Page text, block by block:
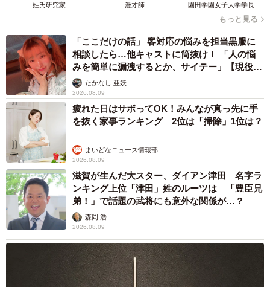
5/5
南海なんば駅に設置された改札機
姓氏研究家 漫才師 園田学園女子大学学長
もっと見る
「ここだけの話」 客対応の悩みを担当黒服に
相談したら…他キャストに筒抜け！ 「人の悩
みを簡単に漏洩するとか、サイテー」【現役キ
ャストに取材】
たかなし 亜妖
2026.08.09
疲れた日はサボってOK！みんなが真っ先に手
を抜く家事ランキング 2位は「掃除」1位は？
まいどなニュース情報部
2026.08.09
滋賀が生んだ大スター、ダイアン津田 名字ラ
ンキング上位「津田」姓のルーツは 「豊臣兄
弟！」で話題の武将にも意外な関係が…？
森岡 浩
2026.08.09